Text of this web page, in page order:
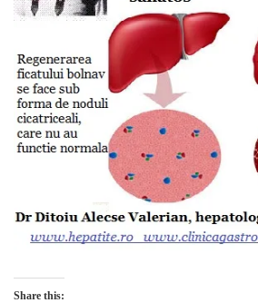
Share this: